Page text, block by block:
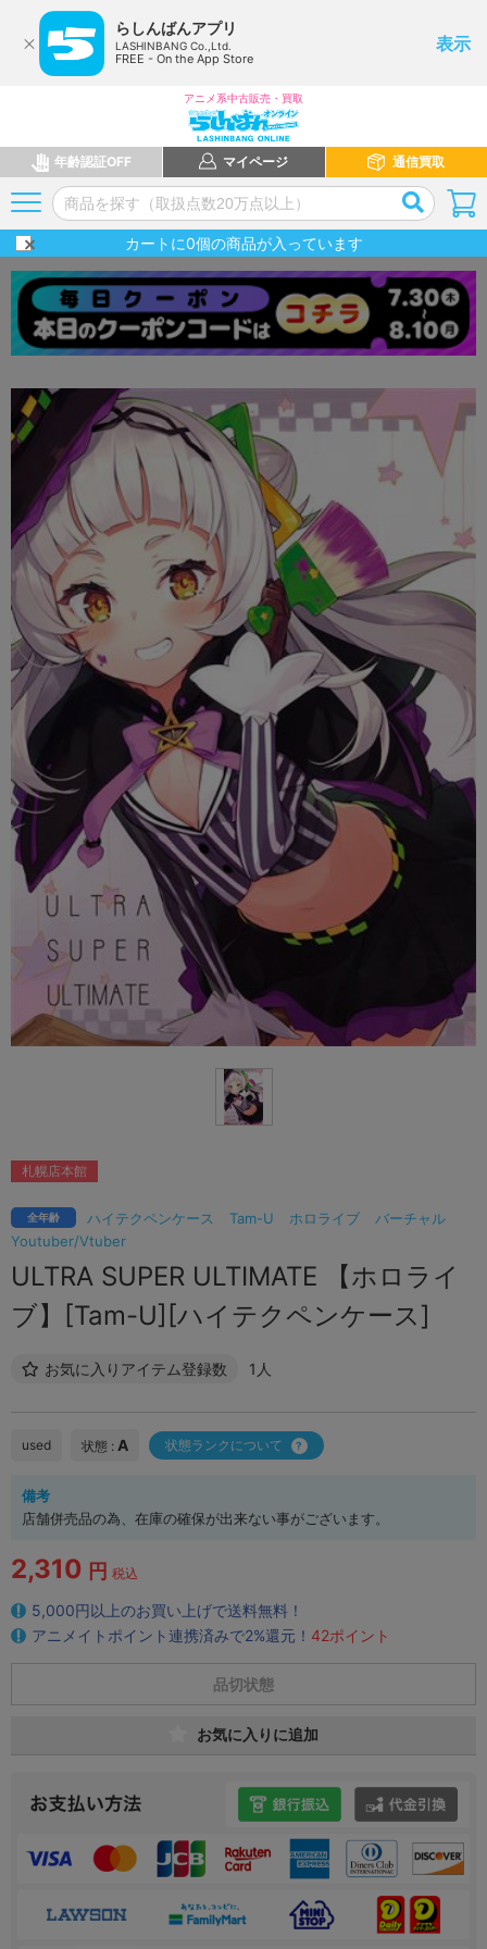
らしんばんアプリ
LASHINBANG Co.,Ltd.
FREE - On the App Store
表示
アニメ系中古販売・買取
年齢認証OFF マイページ 通信買取
カートに0個の商品が入っています
ハイテクペンケース Tam-U ホロライブ
バーチャル
Youtuber/Vtuber
全年齢
ULTRA SUPER ULTIMATE 【ホロライ
ブ】[Tam-U][ハイテクペンケース]
お気に入りアイテム登録数 1人
札幌店本館
used 状態 : A 状態ランクについて
備考
店舗併売品の為、在庫の確保が出来ない事がございます。
2,310 円 税込
5,000円以上のお買い上げで送料無料！
アニメイトポイント連携済みで2%還元！ 42ポイント
品切状態
お気に入りに追加